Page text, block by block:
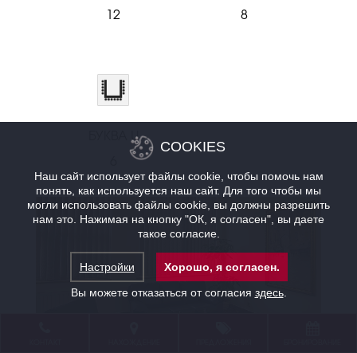
12 8
БУКВА U
COOKIES
Наш сайт использует файлы cookie, чтобы помочь нам
понять, как используется наш сайт. Для того чтобы мы
могли использовать файлы cookie, вы должны разрешить
нам это. Нажимая на кнопку "ОК, я согласен", вы даете
такое согласие.
Настройки
Хорошо, я согласен.
Вы можете отказаться от согласия здесь.